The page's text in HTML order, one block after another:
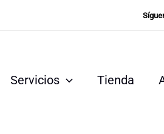
Servicios Tienda